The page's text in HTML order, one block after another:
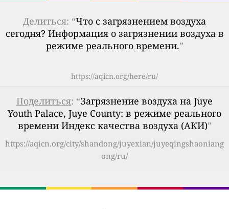
Делиться: “Что с загрязнением воздуха
сегодня? Информация о загрязнении воздуха в
режиме реального времени.”
https://aqicn.org/here/ru/
Поделиться: “Загрязнение воздуха на Juye
Youth Palace, Juye County: в режиме реального
времени Индекс качества воздуха (АКИ)”
https://aqicn.org/city/shandong/juyexian/juyeqingshaoniang
ong/ru/